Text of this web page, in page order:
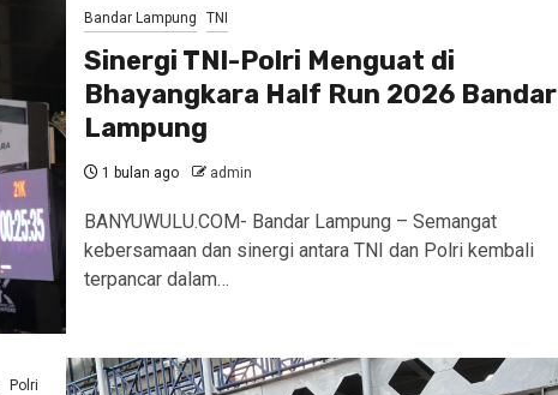
Bandar Lampung TNI
Sinergi TNI-Polri Menguat di
Bhayangkara Half Run 2026 Bandar
Lampung
1 bulan ago admin
BANYUWULU.COM- Bandar Lampung – Semangat
kebersamaan dan sinergi antara TNI dan Polri kembali
terpancar dalam…
Polri